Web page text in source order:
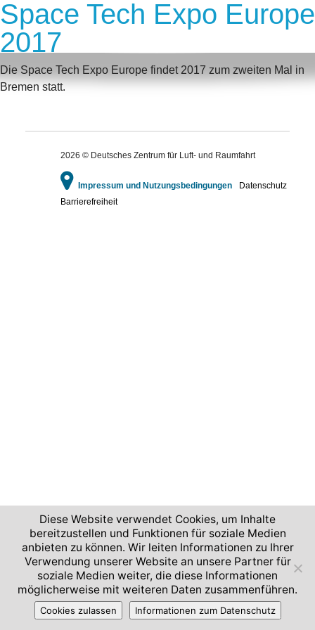
Space Tech Expo Europe
2017
Die Space Tech Expo Europe findet 2017 zum zweiten Mal in
Bremen statt.
2026 © Deutsches Zentrum für Luft- und Raumfahrt
Impressum und Nutzungsbedingungen
Datenschutz
Barrierefreiheit
Diese Website verwendet Cookies, um Inhalte
bereitzustellen und Funktionen für soziale Medien
anbieten zu können. Wir leiten Informationen zu Ihrer
Verwendung unserer Website an unsere Partner für
soziale Medien weiter, die diese Informationen
möglicherweise mit weiteren Daten zusammenführen.
Cookies zulassen Informationen zum Datenschutz